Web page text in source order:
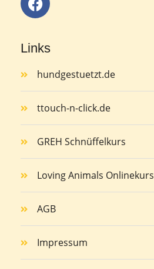
Links
hundgestuetzt.de
ttouch-n-click.de
GREH Schnüffelkurs
Loving Animals Onlinekurs
AGB
Impressum